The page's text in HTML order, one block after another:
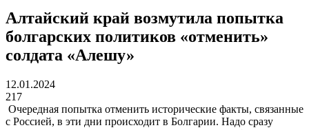
Алтайский край возмутила попытка
болгарских политиков «отменить»
солдата «Алешу»
12.01.2024
217
Очередная попытка отменить исторические факты, связанные
с Россией, в эти дни происходит в Болгарии. Надо сразу